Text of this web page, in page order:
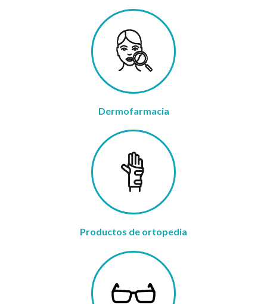
Dermofarmacia
Productos de ortopedia